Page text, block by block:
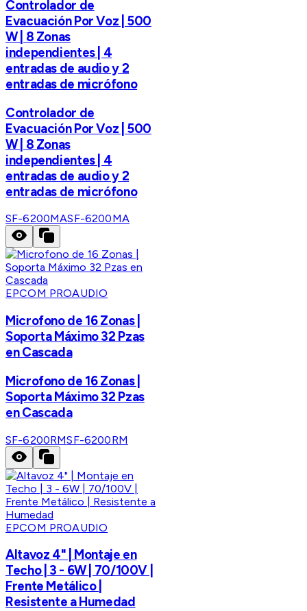
Controlador de
Evacuación Por Voz | 500
W | 8 Zonas
independientes | 4
entradas de audio y 2
entradas de micrófono
Controlador de
Evacuación Por Voz | 500
W | 8 Zonas
independientes | 4
entradas de audio y 2
entradas de micrófono
SF-6200MASF-6200MA
EPCOM PROAUDIO
Microfono de 16 Zonas |
Soporta Máximo 32 Pzas
en Cascada
Microfono de 16 Zonas |
Soporta Máximo 32 Pzas
en Cascada
SF-6200RMSF-6200RM
EPCOM PROAUDIO
Altavoz 4" | Montaje en
Techo | 3 - 6W | 70/100V |
Frente Metálico |
Resistente a Humedad